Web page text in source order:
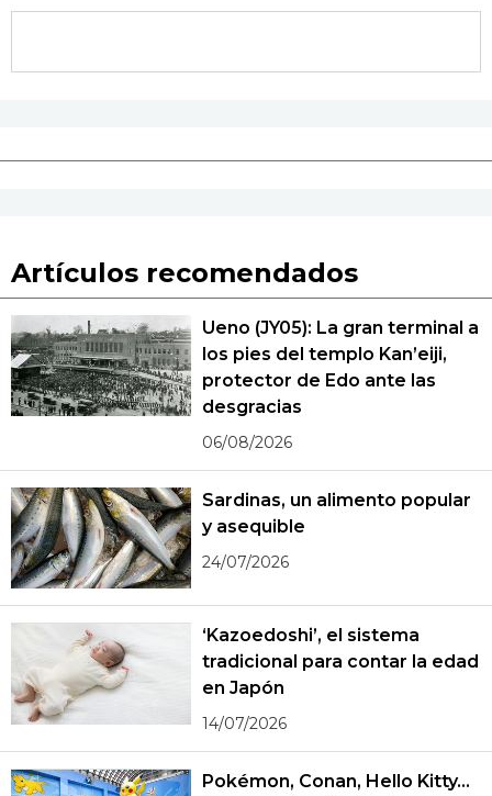
Artículos recomendados
Ueno (JY05): La gran terminal a
los pies del templo Kan’eiji,
protector de Edo ante las
desgracias
06/08/2026
Sardinas, un alimento popular
y asequible
24/07/2026
‘Kazoedoshi’, el sistema
tradicional para contar la edad
en Japón
14/07/2026
Pokémon, Conan, Hello Kitty...